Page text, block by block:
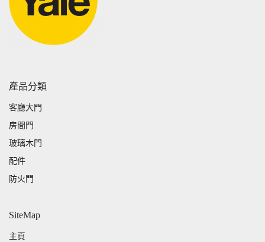
產品分類
客廳大門
房間門
玻璃木門
配件
防火門
SiteMap
主頁